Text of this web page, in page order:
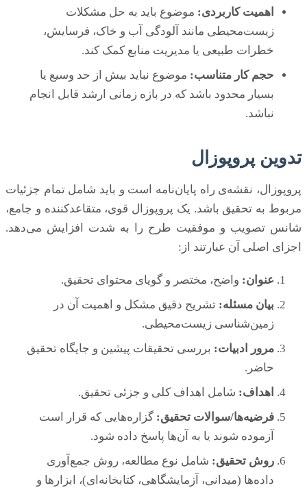
اهمیت کاربردی: موضوع باید به حل مشکلات
زیست‌محیطی مانند آلودگی آب و خاک، فرسایش،
خطرات طبیعی یا مدیریت منابع کمک کند.
حجم کار متناسب: موضوع نباید بیش از حد وسیع یا
بسیار محدود باشد که در بازه زمانی ارشد قابل انجام
نباشد.
تدوین پروپوزال
پروپوزال، نقشه‌ی راه پایان‌نامه است و باید شامل تمام جزئیات
مربوط به تحقیق باشد. یک پروپوزال قوی، متقاعدکننده و جامع،
شانس تصویب و موفقیت طرح را به شدت افزایش می‌دهد.
اجزای اصلی آن عبارتند از:
عنوان: واضح، مختصر و گویای محتوای تحقیق.
بیان مسئله: تشریح دقیق مشکل و اهمیت آن در
زمین‌شناسی زیست‌محیطی.
مرور ادبیات: بررسی تحقیقات پیشین و جایگاه تحقیق
حاضر.
اهداف: شامل اهداف کلی و جزئی تحقیق.
فرضیه‌ها/سوالات تحقیق: گزاره‌هایی که قرار است
آزموده شوند یا به آن‌ها پاسخ داده شود.
روش تحقیق: شامل نوع مطالعه، روش جمع‌آوری
داده‌ها (میدانی، آزمایشگاهی، کتابخانه‌ای)، ابزارها و